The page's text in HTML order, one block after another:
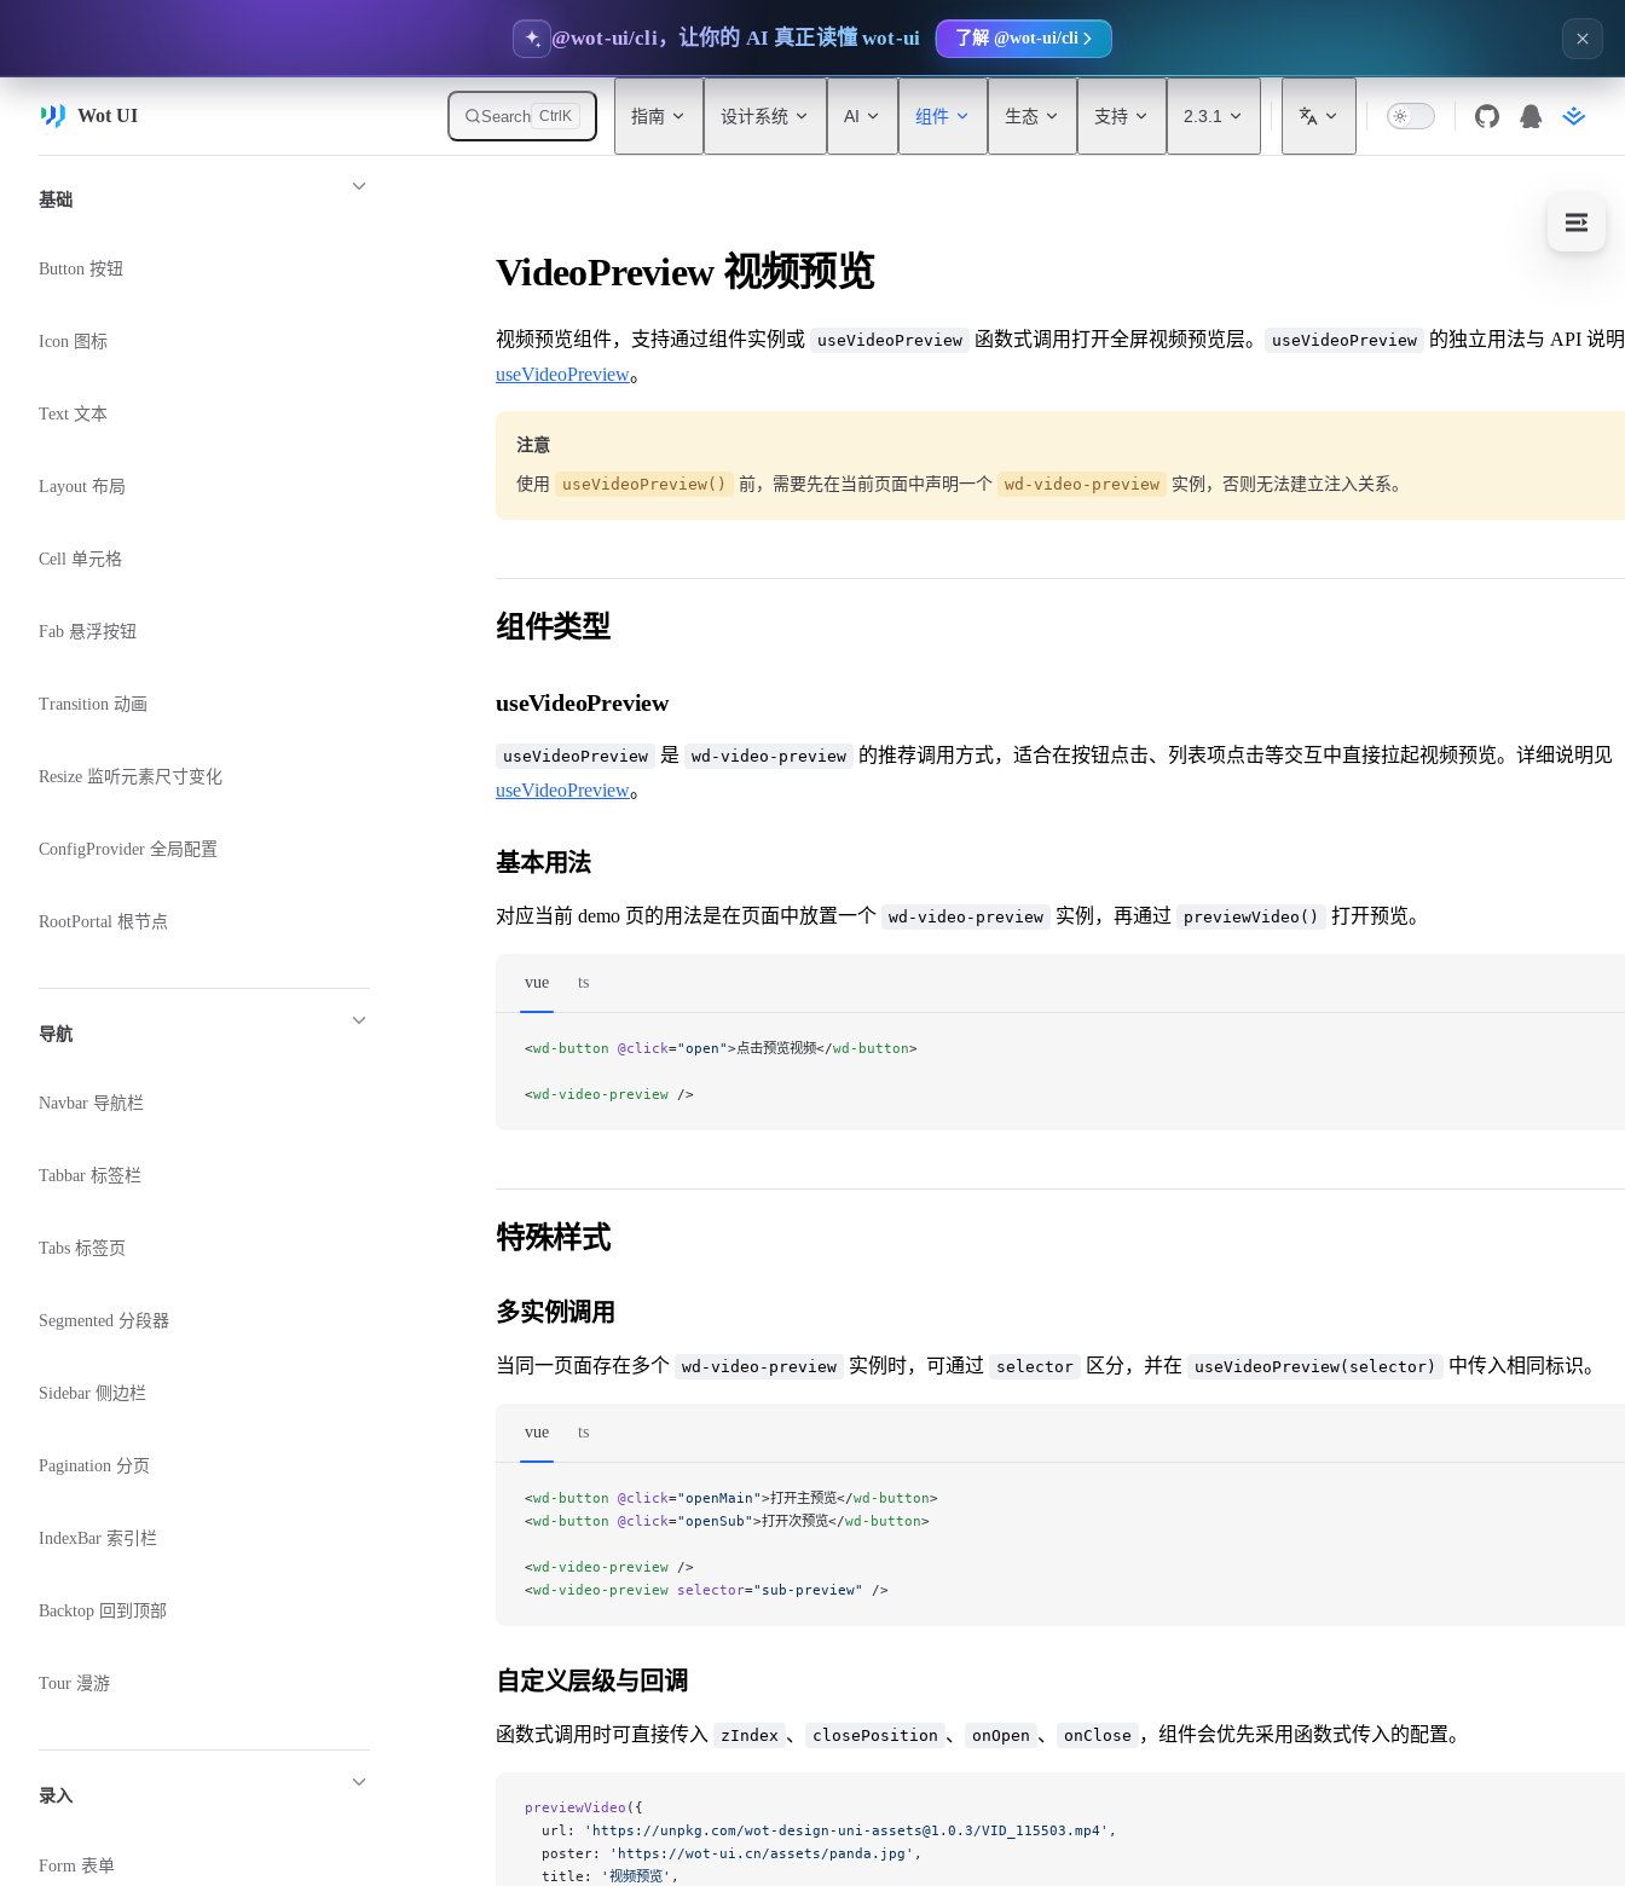
@wot-ui/cli，让你的 AI 真正读懂 wot-ui 了解 @wot-ui/cli
Wot UI Search Ctrl K
Main Navigation
指南 设计系统 AI 组件 生态 支持 2.3.1
基础
Button 按钮
Icon 图标
Text 文本
Layout 布局
Cell 单元格
Fab 悬浮按钮
Transition 动画
Resize 监听元素尺寸变化
ConfigProvider 全局配置
RootPortal 根节点
导航
Navbar 导航栏
Tabbar 标签栏
Tabs 标签页
Segmented 分段器
Sidebar 侧边栏
Pagination 分页
IndexBar 索引栏
Backtop 回到顶部
Tour 漫游
录入
Form 表单
VideoPreview 视频预览
视频预览组件，支持通过组件实例或 useVideoPreview 函数式调用打开全屏视频预览层。 useVideoPreview
的独立用法与 API 说
useVideoPreview。
注意
使用 useVideoPreview() 前，需要先在当前页面中声明一个 wd-video-preview 实例，否则无法建立注入关系。
组件类型
useVideoPreview
useVideoPreview 是 wd-video-preview
的推荐调用方式，适合在按钮点击、列表项点击等交互中直接拉起视频预览。详细说明见
useVideoPreview。
基本用法
对应当前 demo 页的用法是在页面中放置一个 wd-video-preview 实例，再通过 previewVideo() 打开预览。
vue ts
<wd-button @click="open">点击预览视频</wd-button>
<wd-video-preview />
特殊样式
多实例调用
当同一页面存在多个 wd-video-preview 实例时，可通过 selector 区分，并在 useVideoPreview(selector) 中传入相同标识。
vue ts
<wd-button @click="openMain">打开主预览</wd-button>
<wd-button @click="openSub">打开次预览</wd-button>
<wd-video-preview />
<wd-video-preview selector="sub-preview" />
自定义层级与回调
函数式调用时可直接传入 zIndex 、 closePosition 、 onOpen 、 onClose ，组件会优先采用函数式传入的配置。
previewVideo ({
  url:
'https://unpkg.com/wot-design-uni-assets@1.0.3/VID_115503.mp4' ,
  poster:
'https://wot-ui.cn/assets/panda.jpg' ,
  title:
'视频预览' ,